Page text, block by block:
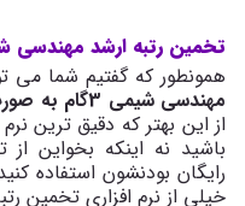
تخمین رتبه ارشد مهندسی
همونطور که گفتیم شما می
مهندسی شیمی 3گام به صورت رایگان
از این بهتر که دقیق ترین
باشید نه اینکه بخواین
رایگان بودنشون استفاده
خیلی از نرم افزاری تخمین